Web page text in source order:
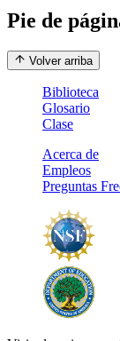
Pie de
Volver arriba
Biblioteca
Glosario
Clase
Acerca de
Empleos
Preguntas